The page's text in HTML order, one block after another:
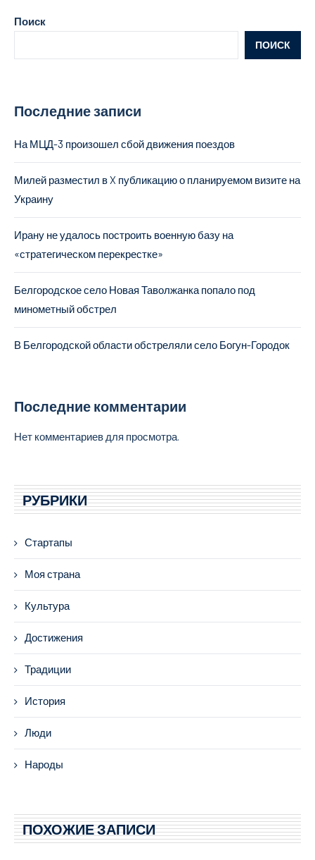
Поиск
ПОИСК
Последние записи
На МЦД-3 произошел сбой движения поездов
Милей разместил в X публикацию о планируемом визите на
Украину
Ирану не удалось построить военную базу на
«стратегическом перекрестке»
Белгородское село Новая Таволжанка попало под
минометный обстрел
В Белгородской области обстреляли село Богун-Городок
Последние комментарии
Нет комментариев для просмотра.
РУБРИКИ
Стартапы
Моя страна
Культура
Достижения
Традиции
История
Люди
Народы
ПОХОЖИЕ ЗАПИСИ